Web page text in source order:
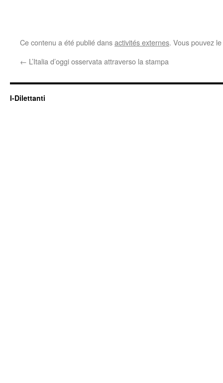
Ce contenu a été publié dansactivités externes. Vous pouvez
← L’Italia d’oggi osservata attraverso la stampa
I-Dilettanti